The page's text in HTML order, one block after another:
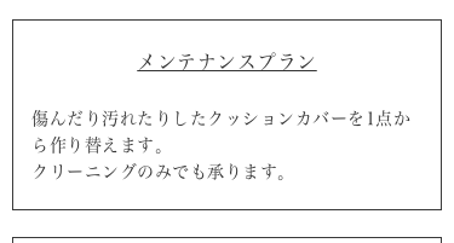
メンテナンスプラン
傷んだり汚れたりしたクッションカバーを1点か
ら作り替えます。
クリーニングのみでも承ります。